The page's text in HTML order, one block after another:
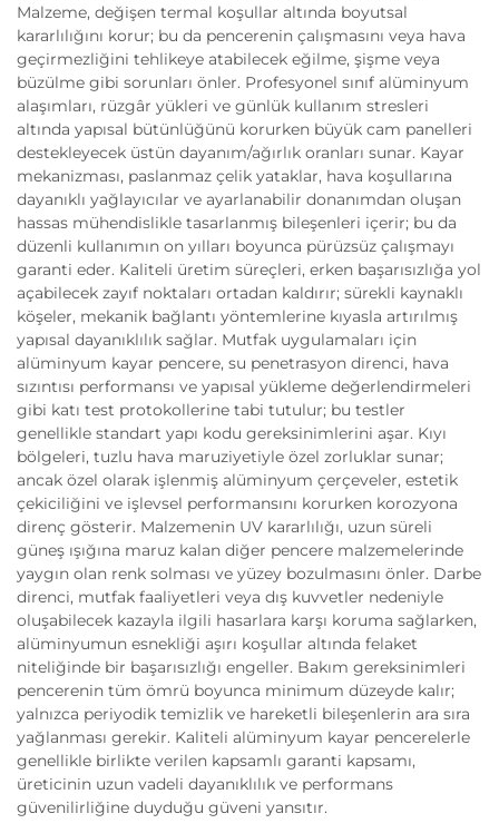
Malzeme, değişen termal koşullar altında boyutsal
kararlılığını korur; bu da pencerenin çalışmasını veya hava
geçirmezliğini tehlikeye atabilecek eğilme, şişme veya
büzülme gibi sorunları önler. Profesyonel sınıf alüminyum
alaşımları, rüzgâr yükleri ve günlük kullanım stresleri
altında yapısal bütünlüğünü korurken büyük cam panelleri
destekleyecek üstün dayanım/ağırlık oranları sunar. Kayar
mekanizması, paslanmaz çelik yataklar, hava koşullarına
dayanıklı yağlayıcılar ve ayarlanabilir donanımdan oluşan
hassas mühendislikle tasarlanmış bileşenleri içerir; bu da
düzenli kullanımın on yılları boyunca pürüzsüz çalışmayı
garanti eder. Kaliteli üretim süreçleri, erken başarısızlığa yol
açabilecek zayıf noktaları ortadan kaldırır; sürekli kaynaklı
köşeler, mekanik bağlantı yöntemlerine kıyasla artırılmış
yapısal dayanıklılık sağlar. Mutfak uygulamaları için
alüminyum kayar pencere, su penetrasyon direnci, hava
sızıntısı performansı ve yapısal yükleme değerlendirmeleri
gibi katı test protokollerine tabi tutulur; bu testler
genellikle standart yapı kodu gereksinimlerini aşar. Kıyı
bölgeleri, tuzlu hava maruziyetiyle özel zorluklar sunar;
ancak özel olarak işlenmiş alüminyum çerçeveler, estetik
çekiciliğini ve işlevsel performansını korurken korozyona
direnç gösterir. Malzemenin UV kararlılığı, uzun süreli
güneş ışığına maruz kalan diğer pencere malzemelerinde
yaygın olan renk solması ve yüzey bozulmasını önler. Darbe
direnci, mutfak faaliyetleri veya dış kuvvetler nedeniyle
oluşabilecek kazayla ilgili hasarlara karşı koruma sağlarken,
alüminyumun esnekliği aşırı koşullar altında felaket
niteliğinde bir başarısızlığı engeller. Bakım gereksinimleri
pencerenin tüm ömrü boyunca minimum düzeyde kalır;
yalnızca periyodik temizlik ve hareketli bileşenlerin ara sıra
yağlanması gerekir. Kaliteli alüminyum kayar pencerelerle
genellikle birlikte verilen kapsamlı garanti kapsamı,
üreticinin uzun vadeli dayanıklılık ve performans
güvenilirliğine duyduğu güveni yansıtır.